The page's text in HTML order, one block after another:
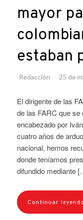
mayor
estaban
Redacción 25 de
El dirigente de las
de las FARC que se
encabezado por
cuatro años de
nacional, hemos
donde teníamos
difundido mediante
Continuar leyendo